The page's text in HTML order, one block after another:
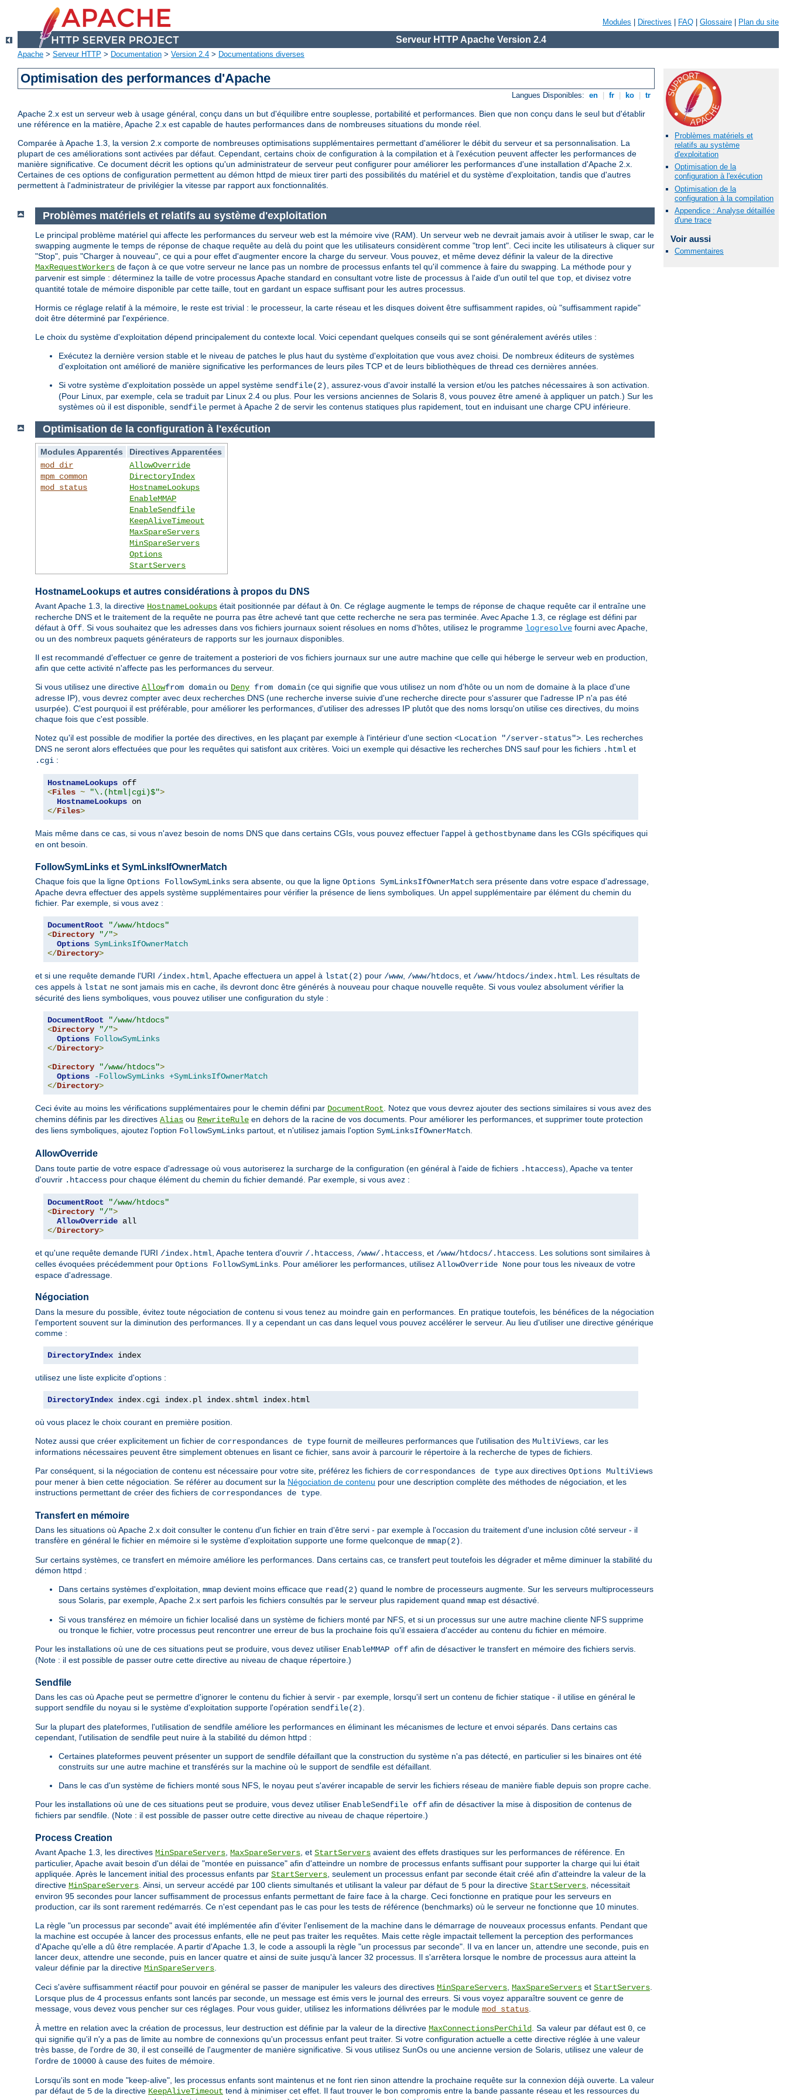
Modules Directives FAQ Glossaire Plan du site
Serveur HTTP Apache Version 2.4
Apache > Serveur HTTP > Documentation > Version 2.4 > Documentations diverses
Optimisation des performances d'Apache
Langues Disponibles: en fr ko tr
Apache 2.x est un serveur web à usage général, conçu dans un but d'équilibre entre souplesse, portabilité et performances. Bien que non conçu dans le seul but d'établir
une référence en la matière, Apache 2.x est capable de hautes performances dans de nombreuses situations du monde réel.
Comparée à Apache 1.3, la version 2.x comporte de nombreuses optimisations supplémentaires permettant d'améliorer le débit du serveur et sa personnalisation. La
plupart de ces améliorations sont activées par défaut. Cependant, certains choix de configuration à la compilation et à l'exécution peuvent affecter les performances de
manière significative. Ce document décrit les options qu'un administrateur de serveur peut configurer pour améliorer les performances d'une installation d'Apache 2.x.
Certaines de ces options de configuration permettent au démon httpd de mieux tirer parti des possibilités du matériel et du système d'exploitation, tandis que d'autres
permettent à l'administrateur de privilégier la vitesse par rapport aux fonctionnalités.
Problèmes matériels et
relatifs au système
d'exploitation
Optimisation de la
configuration à l'exécution
Optimisation de la
configuration à la compilation
Appendice : Analyse détaillée
d'une trace
Voir aussi
Commentaires
Problèmes matériels et relatifs au système d'exploitation
Le principal problème matériel qui affecte les performances du serveur web est la mémoire vive (RAM). Un serveur web ne devrait jamais avoir à utiliser le swap, car le
swapping augmente le temps de réponse de chaque requête au delà du point que les utilisateurs considèrent comme "trop lent". Ceci incite les utilisateurs à cliquer sur
"Stop", puis "Charger à nouveau", ce qui a pour effet d'augmenter encore la charge du serveur. Vous pouvez, et même devez définir la valeur de la directive
MaxRequestWorkers de façon à ce que votre serveur ne lance pas un nombre de processus enfants tel qu'il commence à faire du swapping. La méthode pour y
parvenir est simple : déterminez la taille de votre processus Apache standard en consultant votre liste de processus à l'aide d'un outil tel que top , et divisez votre
quantité totale de mémoire disponible par cette taille, tout en gardant un espace suffisant pour les autres processus.
Hormis ce réglage relatif à la mémoire, le reste est trivial : le processeur, la carte réseau et les disques doivent être suffisamment rapides, où "suffisamment rapide"
doit être déterminé par l'expérience.
Le choix du système d'exploitation dépend principalement du contexte local. Voici cependant quelques conseils qui se sont généralement avérés utiles :
Exécutez la dernière version stable et le niveau de patches le plus haut du système d'exploitation que vous avez choisi. De nombreux éditeurs de systèmes
d'exploitation ont amélioré de manière significative les performances de leurs piles TCP et de leurs bibliothèques de thread ces dernières années.
Si votre système d'exploitation possède un appel système sendfile(2)
, assurez-vous d'avoir installé la version et/ou les patches nécessaires à son activation.
(Pour Linux, par exemple, cela se traduit par Linux 2.4 ou plus. Pour les versions anciennes de Solaris 8, vous pouvez être amené à appliquer un patch.) Sur les
systèmes où il est disponible, sendfile permet à Apache 2 de servir les contenus statiques plus rapidement, tout en induisant une charge CPU inférieure.
Optimisation de la configuration à l'exécution
Modules Apparentés
Directives Apparentées
mod_dir
mpm_common
mod_status
AllowOverride
DirectoryIndex
HostnameLookups
EnableMMAP
EnableSendfile
KeepAliveTimeout
MaxSpareServers
MinSpareServers
Options
StartServers
HostnameLookups et autres considérations à propos du DNS
Avant Apache 1.3, la directive HostnameLookups était positionnée par défaut à On. Ce réglage augmente le temps de réponse de chaque requête car il entraîne une
recherche DNS et le traitement de la requête ne pourra pas être achevé tant que cette recherche ne sera pas terminée. Avec Apache 1.3, ce réglage est défini par
défaut à Off. Si vous souhaitez que les adresses dans vos fichiers journaux soient résolues en noms d'hôtes, utilisez le programme logresolve fourni avec Apache,
ou un des nombreux paquets générateurs de rapports sur les journaux disponibles.
Il est recommandé d'effectuer ce genre de traitement a posteriori de vos fichiers journaux sur une autre machine que celle qui héberge le serveur web en production,
afin que cette activité n'affecte pas les performances du serveur.
Si vous utilisez une directive Allowfrom domain ou Deny from domain (ce qui signifie que vous utilisez un nom d'hôte ou un nom de domaine à la place d'une
adresse IP), vous devrez compter avec deux recherches DNS (une recherche inverse suivie d'une recherche directe pour s'assurer que l'adresse IP n'a pas été
usurpée). C'est pourquoi il est préférable, pour améliorer les performances, d'utiliser des adresses IP plutôt que des noms lorsqu'on utilise ces directives, du moins
chaque fois que c'est possible.
Notez qu'il est possible de modifier la portée des directives, en les plaçant par exemple à l'intérieur d'une section <Location "/server-status">. Les recherches
DNS ne seront alors effectuées que pour les requêtes qui satisfont aux critères. Voici un exemple qui désactive les recherches DNS sauf pour les fichiers .html et
.cgi :
HostnameLookups
<Files ~ "\.(html|cgi)$">
HostnameLookups
</Files>
Mais même dans ce cas, si vous n'avez besoin de noms DNS que dans certains CGIs, vous pouvez effectuer l'appel à gethostbyname dans les CGIs spécifiques qui
en ont besoin.
FollowSymLinks et SymLinksIfOwnerMatch
Chaque fois que la ligne Options FollowSymLinks sera absente, ou que la ligne Options SymLinksIfOwnerMatch sera présente dans votre espace d'adressage,
Apache devra effectuer des appels système supplémentaires pour vérifier la présence de liens symboliques. Un appel supplémentaire par élément du chemin du
fichier. Par exemple, si vous avez :
DocumentRoot
"/www/htdocs"
<Directory "/">
Options SymLinksIfOwnerMatch
</Directory>
et si une requête demande l'URI /index.html, Apache effectuera un appel à lstat(2) pour /www, /www/htdocs, et /www/htdocs/index.html. Les résultats de
ces appels à lstat ne sont jamais mis en cache, ils devront donc être générés à nouveau pour chaque nouvelle requête. Si vous voulez absolument vérifier la
sécurité des liens symboliques, vous pouvez utiliser une configuration du style :
DocumentRoot
"/www/htdocs"
<Directory "/">
Options FollowSymLinks
</Directory>
<Directory "/www/htdocs">
Options
-FollowSymLinks +SymLinksIfOwnerMatch
</Directory>
Ceci évite au moins les vérifications supplémentaires pour le chemin défini par DocumentRoot. Notez que vous devrez ajouter des sections similaires si vous avez des
chemins définis par les directives Alias ou RewriteRule en dehors de la racine de vos documents. Pour améliorer les performances, et supprimer toute protection
des liens symboliques, ajoutez l'option FollowSymLinks partout, et n'utilisez jamais l'option SymLinksIfOwnerMatch.
AllowOverride
Dans toute partie de votre espace d'adressage où vous autoriserez la surcharge de la configuration (en général à l'aide de fichiers .htaccess), Apache va tenter
d'ouvrir .htaccess pour chaque élément du chemin du fichier demandé. Par exemple, si vous avez :
DocumentRoot
"/www/htdocs"
<Directory "/">
AllowOverride
</Directory>
et qu'une requête demande l'URI /index.html , Apache tentera d'ouvrir /.htaccess /www/.htaccess , et /www/htdocs/.htaccess . Les solutions sont similaires à
celles évoquées précédemment pour Options FollowSymLinks . Pour améliorer les performances, utilisez AllowOverride None pour tous les niveaux de votre
espace d'adressage.
Négociation
Dans la mesure du possible, évitez toute négociation de contenu si vous tenez au moindre gain en performances. En pratique toutefois, les bénéfices de la négociation
l'emportent souvent sur la diminution des performances. Il y a cependant un cas dans lequel vous pouvez accélérer le serveur. Au lieu d'utiliser une directive générique
comme :
DirectoryIndex index
utilisez une liste explicite d'options :
DirectoryIndex index. cgi index. pl index. shtml index. html
où vous placez le choix courant en première position.
Notez aussi que créer explicitement un fichier de correspondances de type fournit de meilleures performances que l'utilisation des MultiViews , car les
informations nécessaires peuvent être simplement obtenues en lisant ce fichier, sans avoir à parcourir le répertoire à la recherche de types de fichiers.
Par conséquent, si la négociation de contenu est nécessaire pour votre site, préférez les fichiers de correspondances de type aux directives Options MultiViews
pour mener à bien cette négociation. Se référer au document sur la Négociation de contenu pour une description complète des méthodes de négociation, et les
instructions permettant de créer des fichiers de correspondances de type
Transfert en mémoire
Dans les situations où Apache 2.x doit consulter le contenu d'un fichier en train d'être servi - par exemple à l'occasion du traitement d'une inclusion côté serveur - il
transfère en général le fichier en mémoire si le système d'exploitation supporte une forme quelconque de mmap(2)
Sur certains systèmes, ce transfert en mémoire améliore les performances. Dans certains cas, ce transfert peut toutefois les dégrader et même diminuer la stabilité du
démon httpd :
Dans certains systèmes d'exploitation, mmap devient moins efficace que read(2) quand le nombre de processeurs augmente. Sur les serveurs multiprocesseurs
sous Solaris, par exemple, Apache 2.x sert parfois les fichiers consultés par le serveur plus rapidement quand mmap est désactivé.
Si vous transférez en mémoire un fichier localisé dans un système de fichiers monté par NFS, et si un processus sur une autre machine cliente NFS supprime
ou tronque le fichier, votre processus peut rencontrer une erreur de bus la prochaine fois qu'il essaiera d'accéder au contenu du fichier en mémoire.
Pour les installations où une de ces situations peut se produire, vous devez utiliser EnableMMAP off afin de désactiver le transfert en mémoire des fichiers servis.
(Note : il est possible de passer outre cette directive au niveau de chaque répertoire.)
Sendfile
Dans les cas où Apache peut se permettre d'ignorer le contenu du fichier à servir - par exemple, lorsqu'il sert un contenu de fichier statique - il utilise en général le
support sendfile du noyau si le système d'exploitation supporte l'opération sendfile(2)
Sur la plupart des plateformes, l'utilisation de sendfile améliore les performances en éliminant les mécanismes de lecture et envoi séparés. Dans certains cas
cependant, l'utilisation de sendfile peut nuire à la stabilité du démon httpd :
Certaines plateformes peuvent présenter un support de sendfile défaillant que la construction du système n'a pas détecté, en particulier si les binaires ont été
construits sur une autre machine et transférés sur la machine où le support de sendfile est défaillant.
Dans le cas d'un système de fichiers monté sous NFS, le noyau peut s'avérer incapable de servir les fichiers réseau de manière fiable depuis son propre cache.
Pour les installations où une de ces situations peut se produire, vous devez utiliser EnableSendfile off afin de désactiver la mise à disposition de contenus de
fichiers par sendfile. (Note : il est possible de passer outre cette directive au niveau de chaque répertoire.)
Process Creation
Avant Apache 1.3, les directives MinSpareServers, MaxSpareServers, et StartServers avaient des effets drastiques sur les performances de référence. En
particulier, Apache avait besoin d'un délai de "montée en puissance" afin d'atteindre un nombre de processus enfants suffisant pour supporter la charge qui lui était
appliquée. Après le lancement initial des processus enfants par StartServers, seulement un processus enfant par seconde était créé afin d'atteindre la valeur de la
directive MinSpareServers. Ainsi, un serveur accédé par 100 clients simultanés et utilisant la valeur par défaut de 5 pour la directive StartServers, nécessitait
environ 95 secondes pour lancer suffisamment de processus enfants permettant de faire face à la charge. Ceci fonctionne en pratique pour les serveurs en
production, car ils sont rarement redémarrés. Ce n'est cependant pas le cas pour les tests de référence (benchmarks) où le serveur ne fonctionne que 10 minutes.
La règle "un processus par seconde" avait été implémentée afin d'éviter l'enlisement de la machine dans le démarrage de nouveaux processus enfants. Pendant que
la machine est occupée à lancer des processus enfants, elle ne peut pas traiter les requêtes. Mais cette règle impactait tellement la perception des performances
d'Apache qu'elle a dû être remplacée. A partir d'Apache 1.3, le code a assoupli la règle "un processus par seconde". Il va en lancer un, attendre une seconde, puis en
lancer deux, attendre une seconde, puis en lancer quatre et ainsi de suite jusqu'à lancer 32 processus. Il s'arrêtera lorsque le nombre de processus aura atteint la
valeur définie par la directive MinSpareServers.
Ceci s'avère suffisamment réactif pour pouvoir en général se passer de manipuler les valeurs des directives MinSpareServers, MaxSpareServers et StartServers.
Lorsque plus de 4 processus enfants sont lancés par seconde, un message est émis vers le journal des erreurs. Si vous voyez apparaître souvent ce genre de
message, vous devez vous pencher sur ces réglages. Pour vous guider, utilisez les informations délivrées par le module mod_status.
À mettre en relation avec la création de processus, leur destruction est définie par la valeur de la directive MaxConnectionsPerChild. Sa valeur par défaut est 0, ce
qui signifie qu'il n'y a pas de limite au nombre de connexions qu'un processus enfant peut traiter. Si votre configuration actuelle a cette directive réglée à une valeur
très basse, de l'ordre de 30, il est conseillé de l'augmenter de manière significative. Si vous utilisez SunOs ou une ancienne version de Solaris, utilisez une valeur de
l'ordre de 10000 à cause des fuites de mémoire.
Lorsqu'ils sont en mode "keep-alive", les processus enfants sont maintenus et ne font rien sinon attendre la prochaine requête sur la connexion déjà ouverte. La valeur
par défaut de 5 de la directive KeepAliveTimeout tend à minimiser cet effet. Il faut trouver le bon compromis entre la bande passante réseau et les ressources du